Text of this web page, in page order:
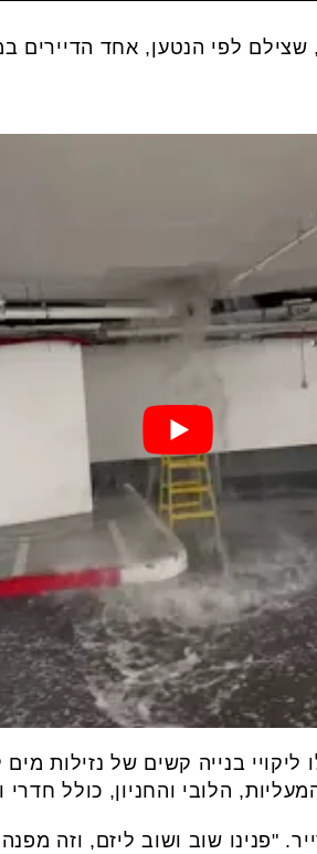
שצילם לפי הנטען, אחד
בנייה קשים של נזילות מים
הלובי והחניון, כולל
"פנינו שוב ושוב ליזם, וזה